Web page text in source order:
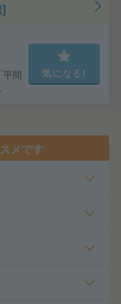
]
平間
気になる!
メです